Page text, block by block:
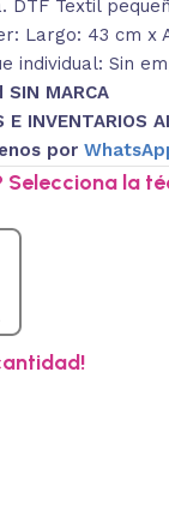
Textil
Largo: 43 cm x
individual: Sin
SIN MARCA
E INVENTARIOS
por
Selecciona la